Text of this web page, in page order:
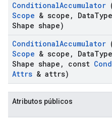
ConditionalAccumulator
Scope & scope , Data
Shape shape)
ConditionalAccumulator
Scope & scope , Data
Shape shape , const
Attrs & attrs)
Atributos públicos